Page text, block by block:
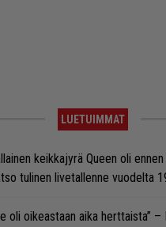
LUETUIMMAT
keikkajyrä Queen oli
tulinen livetallenne vuodelta
oli oikeastaan aika herttaista” –